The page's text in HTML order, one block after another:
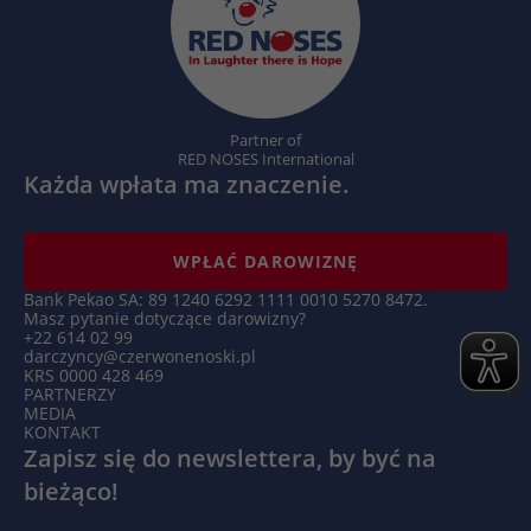
Partner of
RED NOSES International
Każda wpłata ma znaczenie.
WPŁAĆ DAROWIZNĘ
Bank Pekao SA: 89 1240 6292 1111 0010 5270 8472.
Masz pytanie dotyczące darowizny?
+22 614 02 99
darczyncy@czerwonenoski.pl
KRS 0000 428 469
PARTNERZY
MEDIA
KONTAKT
Zapisz się do newslettera, by być na
bieżąco!
_hjSession_.*
Hotjar
1 godzina
Zamiar
samej witrynie zostaną przypisane do tego
samego identyfikatora użytkownika, który
jest zachowywany w identyfikatorze
użytkownika Hotjar, unikalnym dla tej
Nazwa _hjSessionUser_.*
Dostawca